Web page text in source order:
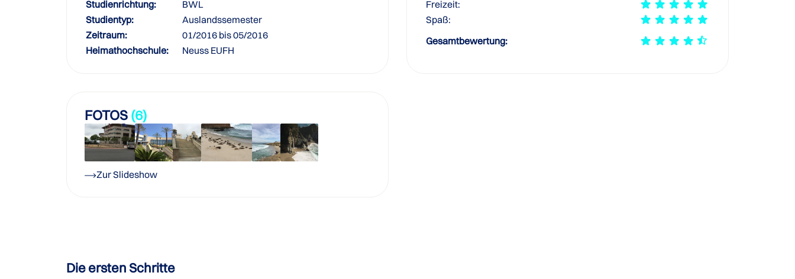
Studienrichtung:
BWL
Studientyp:
Auslandssemester
Zeitraum:
01/2016 bis 05/2016
Heimathochschule:
Neuss EUFH
Freizeit:
Spaß:
Gesamtbewertung:
FOTOS (6)
Zur Slideshow
Die ersten Schritte